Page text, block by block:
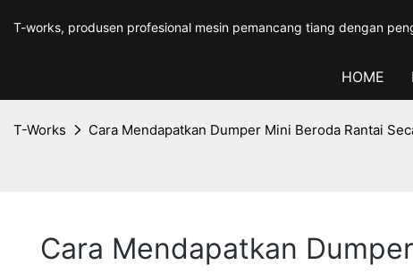
T-works, produsen profesional mesin pemancang tiang dengan
HOME
T-Works Cara Mendapatkan Dumper Mini Beroda Rantai
Cara Mendapatkan